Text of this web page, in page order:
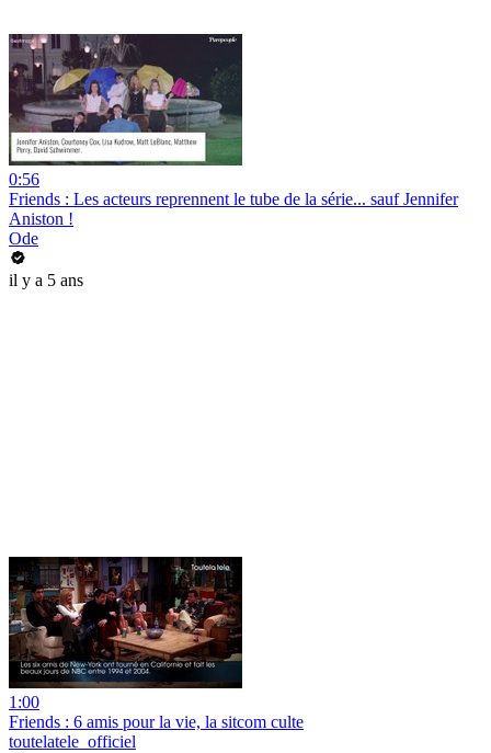
0:56
Friends : Les acteurs reprennent le tube de la série... sauf Jennifer
Aniston !
Ode
il y a 5 ans
1:00
Friends : 6 amis pour la vie, la sitcom culte
toutelatele_officiel